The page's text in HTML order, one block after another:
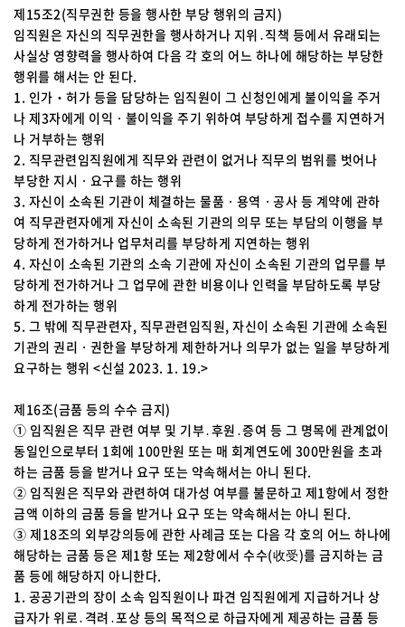
제15조2(직무권한 등을 행사한 부당 행위의 금지)
임직원은 자신의 직무권한을 행사하거나 지위․직책 등에서 유래되는
사실상 영향력을 행사하여 다음 각 호의 어느 하나에 해당하는 부당한
행위를 해서는 안 된다.
1. 인가‧허가 등을 담당하는 임직원이 그 신청인에게 불이익을 주거
나 제3자에게 이익ㆍ불이익을 주기 위하여 부당하게 접수를 지연하거
나 거부하는 행위
2. 직무관련임직원에게 직무와 관련이 없거나 직무의 범위를 벗어나
부당한 지시ㆍ요구를 하는 행위
3. 자신이 소속된 기관이 체결하는 물품ㆍ용역ㆍ공사 등 계약에 관하
여 직무관련자에게 자신이 소속된 기관의 의무 또는 부담의 이행을 부
당하게 전가하거나 업무처리를 부당하게 지연하는 행위
4. 자신이 소속된 기관의 소속 기관에 자신이 소속된 기관의 업무를 부
당하게 전가하거나 그 업무에 관한 비용이나 인력을 부담하도록 부당
하게 전가하는 행위
5. 그 밖에 직무관련자, 직무관련임직원, 자신이 소속된 기관에 소속된
기관의 권리ㆍ권한을 부당하게 제한하거나 의무가 없는 일을 부당하게
요구하는 행위 <신설 2023. 1. 19.>
제16조(금품 등의 수수 금지)
① 임직원은 직무 관련 여부 및 기부․후원․증여 등 그 명목에 관계없이
동일인으로부터 1회에 100만원 또는 매 회계연도에 300만원을 초과
하는 금품 등을 받거나 요구 또는 약속해서는 아니 된다.
② 임직원은 직무와 관련하여 대가성 여부를 불문하고 제1항에서 정한
금액 이하의 금품 등을 받거나 요구 또는 약속해서는 아니 된다.
③ 제18조의 외부강의등에 관한 사례금 또는 다음 각 호의 어느 하나에
해당하는 금품 등은 제1항 또는 제2항에서 수수(收受)를 금지하는 금
품 등에 해당하지 아니한다.
1. 공공기관의 장이 소속 임직원이나 파견 임직원에게 지급하거나 상
급자가 위로․격려․포상 등의 목적으로 하급자에게 제공하는 금품 등